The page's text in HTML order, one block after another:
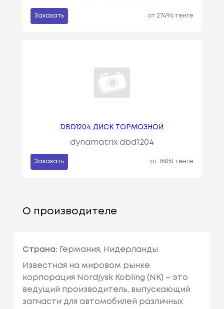
Заказать от 27496 тенге
DBD1204 ДИСК ТОРМОЗНОЙ
dynamatrix dbd1204
Заказать от 16851 тенге
О производителе
Страна: Германия, Нидерланды
Известная на мировом рынке
корпорация Nordjysk Kobling (NK) – это
ведущий производитель, выпускающий
запчасти для автомобилей различных